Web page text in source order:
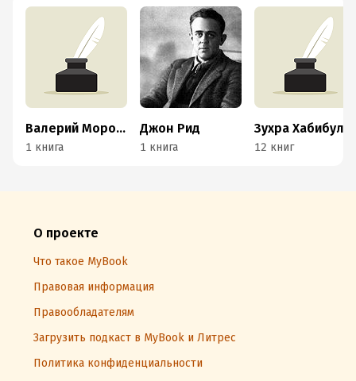
Валерий Морозов
1 книга
Джон Рид
1 книга 12 книг
О проекте
Что такое MyBook
Правовая информация
Правообладателям
Загрузить подкаст в MyBook и Литрес
Политика конфиденциальности